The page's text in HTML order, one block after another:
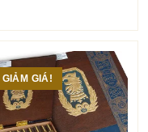
1.000.000₫.
GIẢM GIÁ!